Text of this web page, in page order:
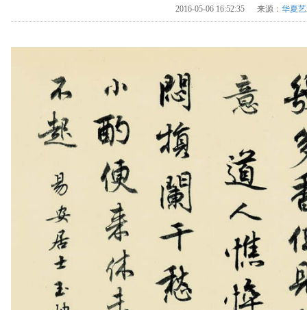
2016-05-06 16:52:35 来源： 华夏